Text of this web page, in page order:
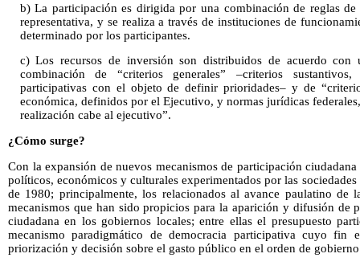
b) La participación es dirigida por una combinación de reglas
representativa, y se realiza a través de instituciones de
determinado por los participantes.
c) Los recursos de inversión son distribuidos de acuerdo con
combinación de “criterios generales” –criterios
participativas con el objeto de definir prioridades– y de
económica, definidos por el Ejecutivo, y normas jurídicas
realización cabe al ejecutivo”.
¿Cómo surge?
Con la expansión de nuevos mecanismos de participación
políticos, económicos y culturales experimentados por las
de 1980; principalmente, los relacionados al avance paulatino de
mecanismos que han sido propicios para la aparición y difusión de
ciudadana en los gobiernos locales; entre ellas el presupuesto
mecanismo paradigmático de democracia participativa cuyo
priorización y decisión sobre el gasto público en el orden de